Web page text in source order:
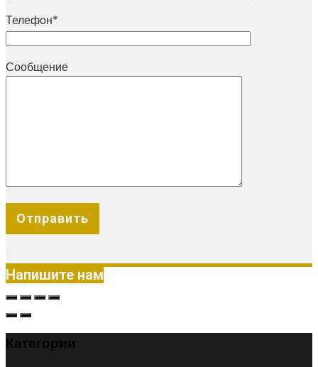
Телефон*
Сообщение
Напишите нам
Категории